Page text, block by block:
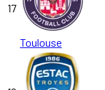
17
Toulouse